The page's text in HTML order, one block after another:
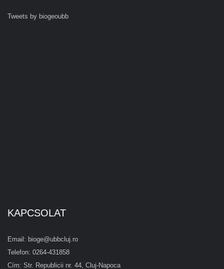
Tweets by biogeoubb
KAPCSOLAT
Email: bioge@ubbcluj.ro
Telefon: 0264-431858
Cím: Str. Republicii nr. 44, Cluj-Napoca